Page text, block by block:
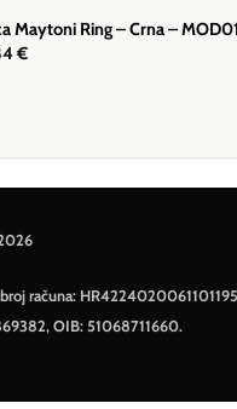
Maytoni Ring – Crna –
€
računa:
OIB: 51068711660.